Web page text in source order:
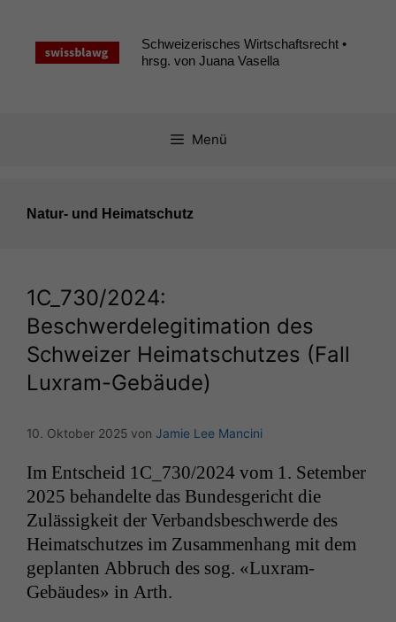
springen
Schweizerisches Wirtschaftsrecht •
hrsg. von Juana Vasella
Menü
Natur- und Heimatschutz
1C_730/2024:
Beschwerdelegitimation des
Schweizer Heimatschutzes (Fall
Luxram-Gebäude)
10. Oktober 2025 von Jamie Lee Mancini
Im Entscheid 1C_730/2024 vom 1. Setem­ber
2025 behan­delte das Bun­des­gericht die
Zuläs­sigkeit der Ver­bands­beschw­erde des
Heimatschutzes im Zusam­men­hang mit dem
geplanten Abbruch des sog. «Luxram-
Gebäudes» in Arth.